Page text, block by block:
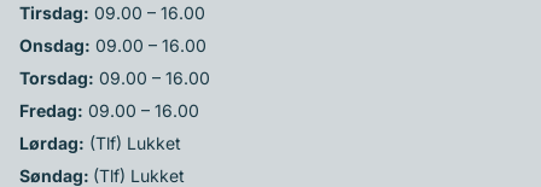
Tirsdag: 09.00 – 16.00
Onsdag: 09.00 – 16.00
Torsdag: 09.00 – 16.00
Fredag: 09.00 – 16.00
Lørdag: (Tlf) Lukket
Søndag: (Tlf) Lukket